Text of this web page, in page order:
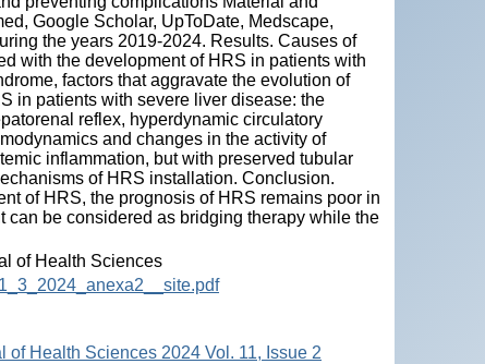
Google Scholar, UpToDate, Medscape,
the years 2019-2024. Results. Causes of
with the development of HRS in patients with
factors that aggravate the evolution of
in patients with severe liver disease: the
reflex, hyperdynamic circulatory
and changes in the activity of
inflammation, but with preserved tubular
of HRS installation. Conclusion.
of HRS, the prognosis of HRS remains poor in
be considered as bridging therapy while the
of Health Sciences
Health Sciences 2024 Vol. 11, Issue 2